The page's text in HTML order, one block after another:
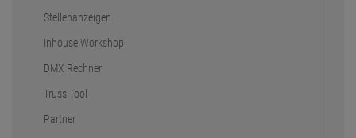
Stellenanzeigen
Inhouse Workshop
DMX Rechner
Truss Tool
Partner